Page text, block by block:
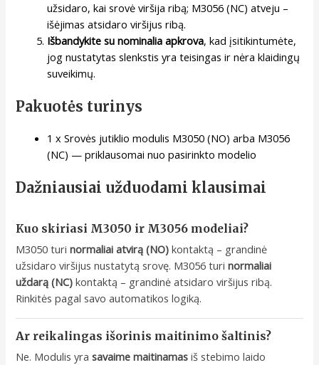
užsidaro, kai srovė viršija ribą; M3056 (NC) atveju –
išėjimas atsidaro viršijus ribą.
Išbandykite su nominalia apkrova, kad įsitikintumėte,
jog nustatytas slenkstis yra teisingas ir nėra klaidingų
suveikimų.
Pakuotės turinys
1 x Srovės jutiklio modulis M3050 (NO) arba M3056
(NC) — priklausomai nuo pasirinkto modelio
Dažniausiai užduodami klausimai
Kuo skiriasi M3050 ir M3056 modeliai?
M3050 turinormaliai atvirą (NO) kontaktą – grandinė
užsidaro viršijus nustatytą srovę. M3056 turinormaliai
uždarą (NC) kontaktą – grandinė atsidaro viršijus ribą.
Rinkitės pagal savo automatikos logiką.
Ar reikalingas išorinis maitinimo šaltinis?
Ne. Modulis yrasavaime maitinamas iš stebimo laido